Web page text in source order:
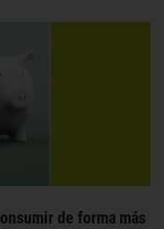
de forma más